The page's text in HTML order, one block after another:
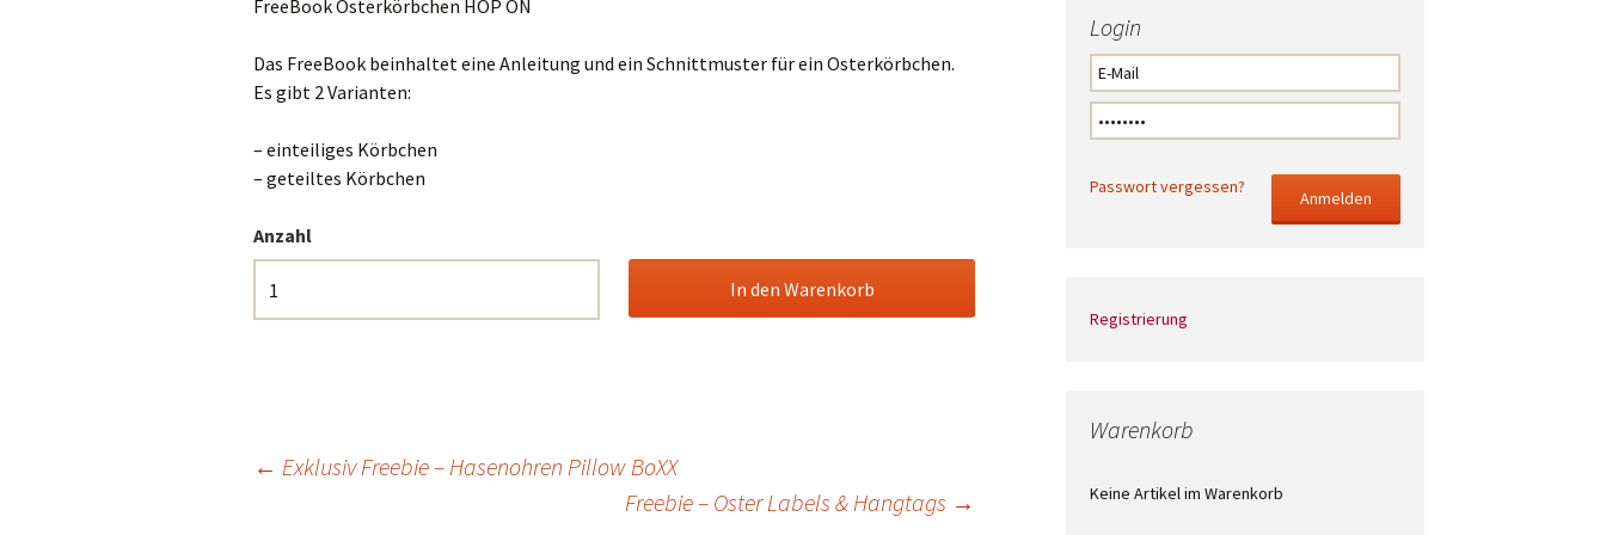
Kommunion
Silvester
FreeBook Osterkörbchen HOP ON
Das FreeBook beinhaltet eine Anleitung und ein Schnittmuster für ein Osterkörbchen.
Es gibt 2 Varianten:
– einteiliges Körbchen
– geteiltes Körbchen
Anzahl
← Exklusiv Freebie – Hasenohren Pillow BoXX
Freebie – Oster Labels & Hangtags →
Login
Passwort vergessen?
Registrierung
Warenkorb
Keine Artikel im Warenkorb